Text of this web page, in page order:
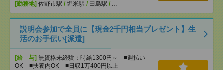
[勤務地] 佐野市駅 / 堀米駅 / 田島駅 / …
説明会参加で全員に【現金2千円相当プレゼント】生
活のお手伝い[派遣]
[給 与] 無資格未経験：時給1300円～ ■週払い
OK ■扶養内OK ■日収1万400円以上